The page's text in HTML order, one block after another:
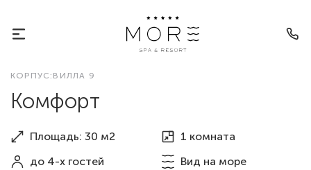
КОРПУС:ВИЛЛА 9
Комфорт
Площадь: 30 м2
1 комната
до 4-х гостей
Вид на море